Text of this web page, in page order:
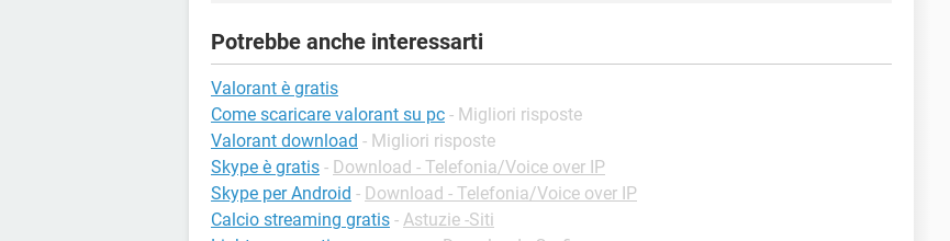
Potrebbe anche interessarti
Valorant è gratis
Come scaricare valorant su pc - Migliori risposte
Valorant download - Migliori risposte
Skype è gratis - Download - Telefonia/Voice over IP
Skype per Android - Download - Telefonia/Voice over IP
Calcio streaming gratis - Astuzie -Siti